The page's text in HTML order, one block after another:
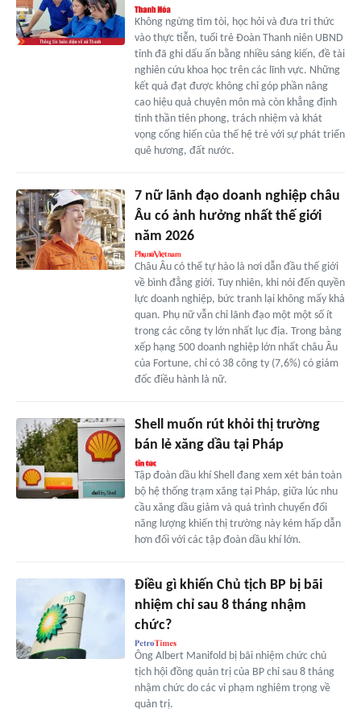
Không ngừng tìm tòi, học hỏi và đưa tri thức
vào thực tiễn, tuổi trẻ Đoàn Thanh niên UBND
tỉnh đã ghi dấu ấn bằng nhiều sáng kiến, đề tài
nghiên cứu khoa học trên các lĩnh vực. Những
kết quả đạt được không chỉ góp phần nâng
cao hiệu quả chuyên môn mà còn khẳng định
tinh thần tiên phong, trách nhiệm và khát
vọng cống hiến của thế hệ trẻ với sự phát triển
quê hương, đất nước.
7 nữ lãnh đạo doanh nghiệp châu
Âu có ảnh hưởng nhất thế giới
năm 2026
Châu Âu có thể tự hào là nơi dẫn đầu thế giới
về bình đẳng giới. Tuy nhiên, khi nói đến quyền
lực doanh nghiệp, bức tranh lại không mấy khả
quan. Phụ nữ vẫn chỉ lãnh đạo một một số ít
trong các công ty lớn nhất lục địa. Trong bảng
xếp hạng 500 doanh nghiệp lớn nhất châu Âu
của Fortune, chỉ có 38 công ty (7,6%) có giám
đốc điều hành là nữ.
Shell muốn rút khỏi thị trường
bán lẻ xăng dầu tại Pháp
Tập đoàn dầu khí Shell đang xem xét bán toàn
bộ hệ thống trạm xăng tại Pháp, giữa lúc nhu
cầu xăng dầu giảm và quá trình chuyển đổi
năng lượng khiến thị trường này kém hấp dẫn
hơn đối với các tập đoàn dầu khí lớn.
Điều gì khiến Chủ tịch BP bị bãi
nhiệm chỉ sau 8 tháng nhậm
chức?
Ông Albert Manifold bị bãi nhiệm chức chủ
tịch hội đồng quản trị của BP chỉ sau 8 tháng
nhậm chức do các vi phạm nghiêm trọng về
quản trị.